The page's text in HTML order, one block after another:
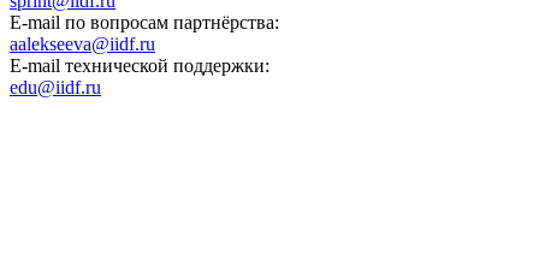
E-mail по вопросам партнёрства:
aalekseeva@iidf.ru
E-mail технической поддержки:
edu@iidf.ru